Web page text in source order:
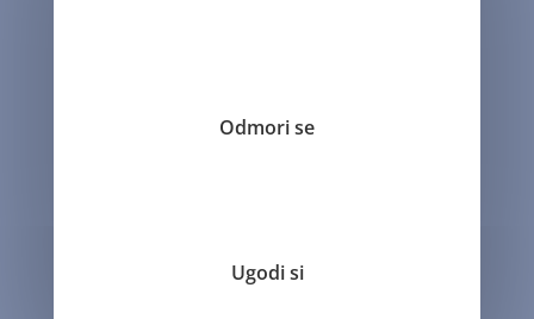
Odmori se
Ugodi si